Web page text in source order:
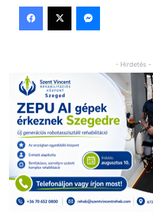
Facebook
X Messenger
- Hirdetés -